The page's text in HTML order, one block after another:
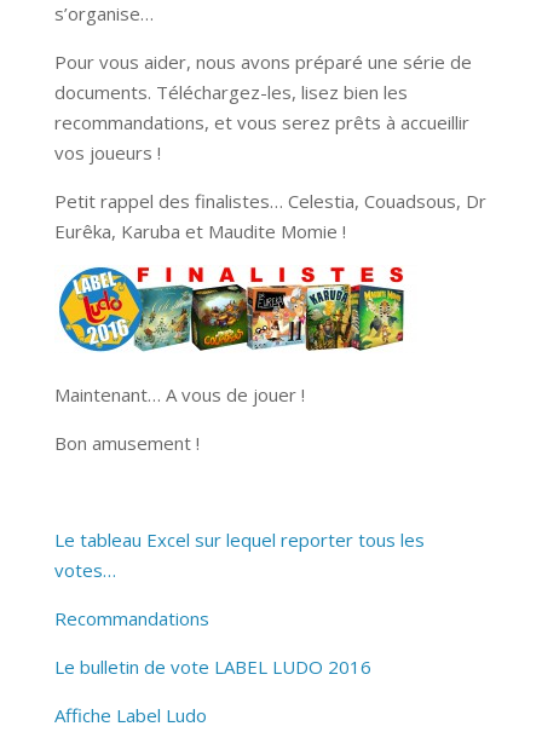
s’organise…
Pour vous aider, nous avons préparé une série de
documents. Téléchargez-les, lisez bien les
recommandations, et vous serez prêts à accueillir
vos joueurs !
Petit rappel des finalistes… Celestia, Couadsous, Dr
Eurêka, Karuba et Maudite Momie !
Maintenant… A vous de jouer !
Bon amusement !
Le tableau Excel sur lequel reporter tous les
votes…
Recommandations
Le bulletin de vote LABEL LUDO 2016
Affiche Label Ludo